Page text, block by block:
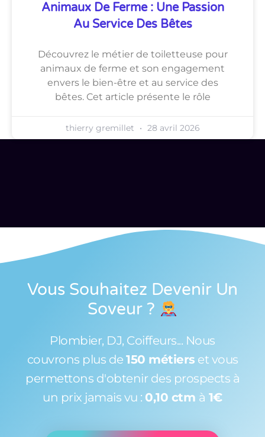
Animaux De Ferme : Une Passion
Au Service Des Bêtes
Découvrez le métier de toiletteuse pour
animaux de ferme et son engagement
envers le bien-être et au service des
bêtes. Cet article présente le rôle
thierry gremillet 28 avril 2026
Vous Souhaitez Devenir Un
Soveur ?
Plombier, DJ, Coiffeurs... Nous
couvrons plus de 150 métiers et vous
permettons d'obtenir des prospects à
un prix jamais vu : 0,10 ctm à 1€